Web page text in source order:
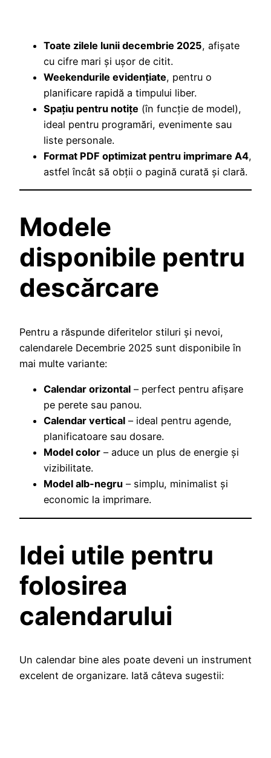
Toate zilele lunii decembrie 2025, afișate
cu cifre mari și ușor de citit.
Weekendurile evidențiate, pentru o
planificare rapidă a timpului liber.
Spațiu pentru notițe (în funcție de model),
ideal pentru programări, evenimente sau
liste personale.
Format PDF optimizat pentru imprimare A4,
astfel încât să obții o pagină curată și clară.
Modele
disponibile pentru
descărcare
Pentru a răspunde diferitelor stiluri și nevoi,
calendarele Decembrie 2025 sunt disponibile în
mai multe variante:
Calendar orizontal – perfect pentru afișare
pe perete sau panou.
Calendar vertical – ideal pentru agende,
planificatoare sau dosare.
Model color – aduce un plus de energie și
vizibilitate.
Model alb-negru – simplu, minimalist și
economic la imprimare.
Idei utile pentru
folosirea
calendarului
Un calendar bine ales poate deveni un instrument
excelent de organizare. Iată câteva sugestii: